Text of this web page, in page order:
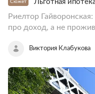
Сюжет Льготная
Риелтор
про доход, а не
Виктория Клабукова